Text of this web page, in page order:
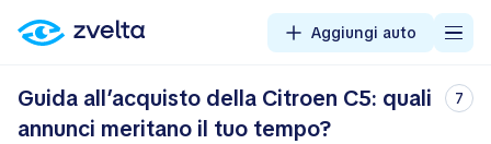
Aggiungi auto
Guida all’acquisto della Citroen C5: quali
annunci meritano il tuo tempo?
7